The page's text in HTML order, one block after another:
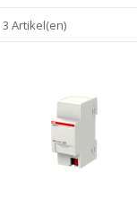
3 Artikel(en)